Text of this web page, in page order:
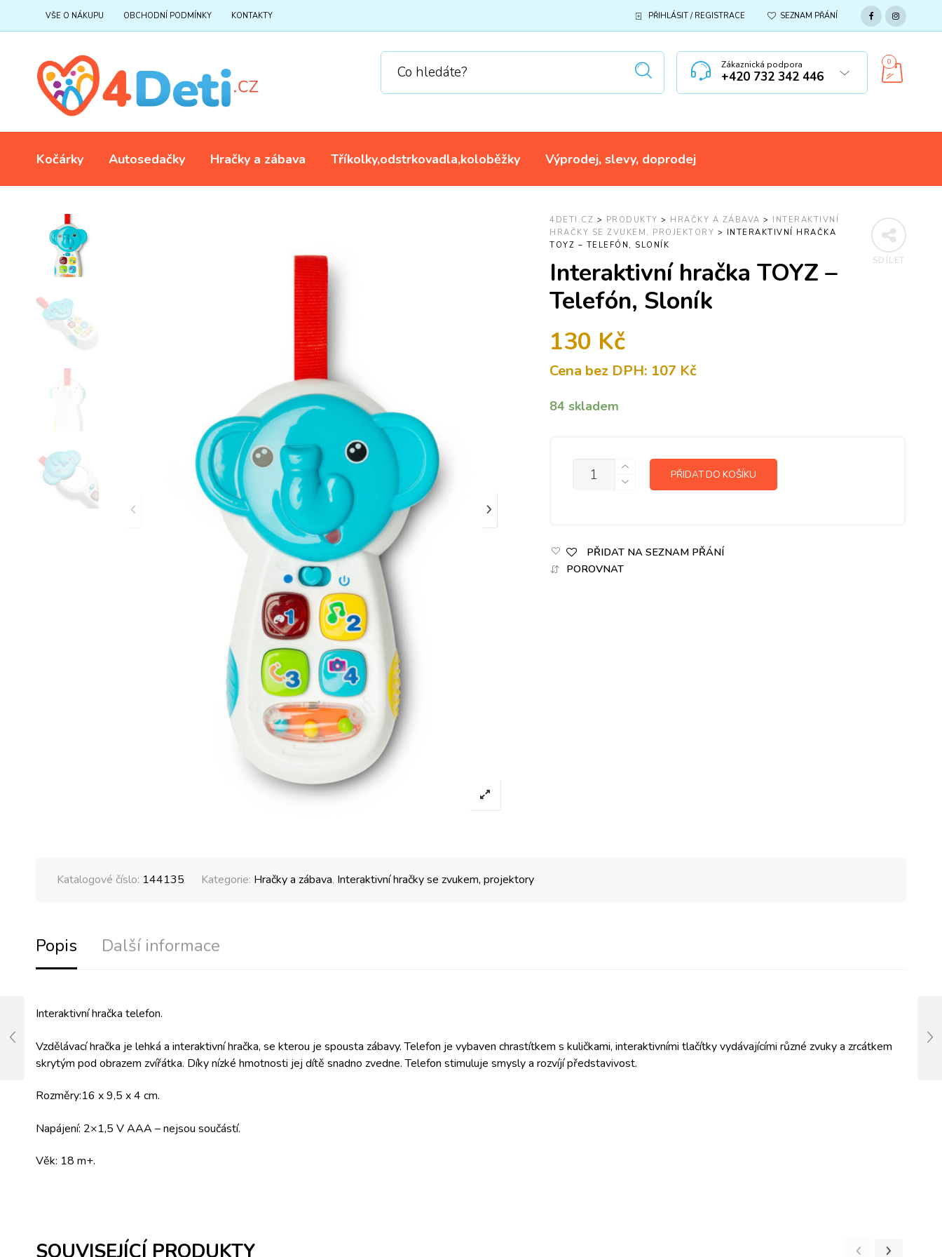
VŠE O NÁKUPU OBCHODNÍ PODMÍNKY KONTAKTY PŘIHLÁSIT / REGISTRACE SEZNAM PŘÁNÍ
Zákaznická podpora
+420 732 342 446
0
Kočárky Autosedačky Hračky a zábava Tříkolky,odstrkovadla,koloběžky Výprodej, slevy, doprodej
SDÍLET
4DETI.CZ > PRODUKTY > HRAČKY A ZÁBAVA > INTERAKTIVNÍ
HRAČKY SE ZVUKEM, PROJEKTORY > INTERAKTIVNÍ HRAČKA
TOYZ – TELEFÓN, SLONÍK
Interaktivní hračka TOYZ –
Telefón, Sloník
130 Kč
Cena bez DPH: 107 Kč
84 skladem
MNOŽSTVÍ PŘIDAT DO KOŠÍKU
PŘIDAT NA SEZNAM PŘÁNÍ
POROVNAT
Katalogové číslo: 144135 Kategorie: Hračky a zábava, Interaktivní hračky se zvukem, projektory
Popis Další informace
Interaktivní hračka telefon.
Vzdělávací hračka je lehká a interaktivní hračka, se kterou je spousta zábavy. Telefon je vybaven chrastítkem s kuličkami, interaktivními tlačítky vydávajícími různé zvuky a zrcátkem
skrytým pod obrazem zvířátka. Díky nízké hmotnosti jej dítě snadno zvedne. Telefon stimuluje smysly a rozvíjí představivost.
Rozměry:16 x 9,5 x 4 cm.
Napájení: 2×1,5 V AAA – nejsou součástí.
Věk: 18 m+.